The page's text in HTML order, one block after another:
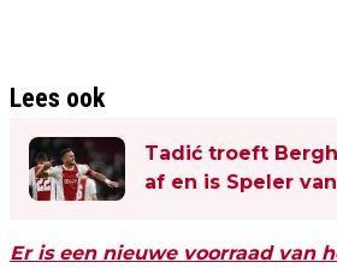
Lees ook
Tadić troeft
af en is Speler
Er is een nieuwe voorraad van